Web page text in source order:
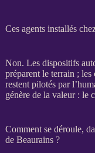
Ces agents installés
Non. Les dispositifs
préparent le terrain ; les
restent pilotés par
génère de la valeur : le
Comment se déroule,
de Beaurains ?